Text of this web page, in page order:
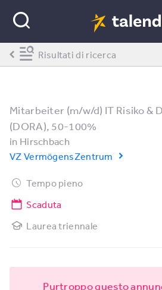
Mitarbeiter (m/w/d) IT Risiko &
(DORA), 50-100%
in Hirschbach
VZ VermögensZentrum
Tempo pieno
Scaduta
Laurea triennale
Purtroppo questo
Risultati di ricerca